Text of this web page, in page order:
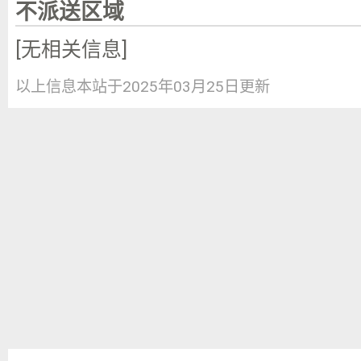
跃苑一区社区、龙跃苑三区社区、龙
区、龙锦苑二区社区、龙锦苑五区社
桥水岸社区、张各庄村、张营村、景
不派送区域
[无相关信息]
以上信息本站于2025年03月25日更新